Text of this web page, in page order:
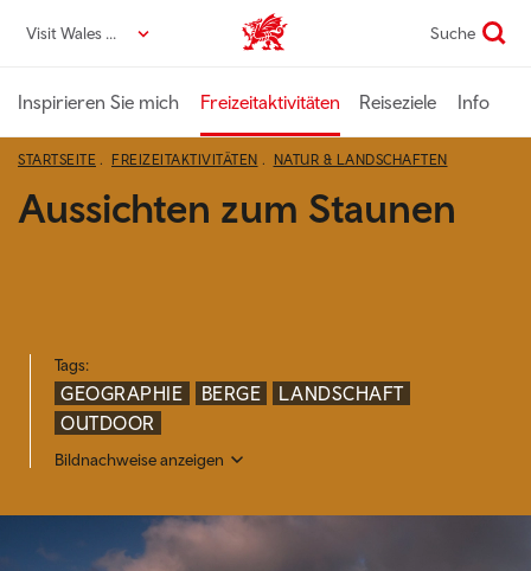
zumVisit Wales DE VisitWales home Suche
Inspirieren Sie mich Freizeitaktivitäten Reiseziele Info
STARTSEITE FREIZEITAKTIVITÄTEN NATUR & LANDSCHAFTEN
Aussichten zum Staunen
Tags:
GEOGRAPHIE BERGE
LANDSCHAFT
OUTDOOR
Bildnachweise anzeigen